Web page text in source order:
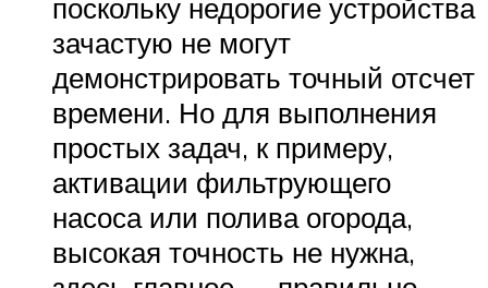
поскольку недорогие устройства
зачастую не могут
демонстрировать точный отсчет
времени. Но для выполнения
простых задач, к примеру,
активации фильтрующего
насоса или полива огорода,
высокая точность не нужна,